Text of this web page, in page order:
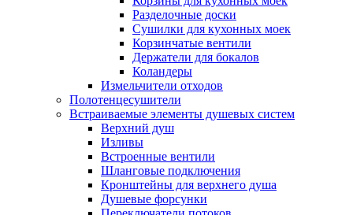
Разделочные доски
Сушилки для кухонных моек
Корзинчатые вентили
Держатели для бокалов
Коландеры
Измельчители отходов
Полотенцесушители
Встраиваемые элементы душевых систем
Верхний душ
Изливы
Встроенные вентили
Шланговые подключения
Кронштейны для верхнего душа
Душевые форсунки